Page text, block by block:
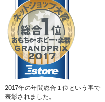
2017年の年間総合１位という事で
表彰されました。